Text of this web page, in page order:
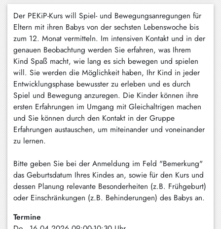
Der PEKiP-Kurs will Spiel- und Bewegungsanregungen für
Eltern mit ihren Babys von der sechsten Lebenswoche bis
zum 12. Monat vermitteln. Im intensiven Kontakt und in der
genauen Beobachtung werden Sie erfahren, was Ihrem
Kind Spaß macht, wie lang es sich bewegen und spielen
will. Sie werden die Möglichkeit haben, Ihr Kind in jeder
Entwicklungsphase bewusster zu erleben und es durch
Spiel und Bewegung anzuregen. Die Kinder können ihre
ersten Erfahrungen im Umgang mit Gleichaltrigen machen
und Sie können durch den Kontakt in der Gruppe
Erfahrungen austauschen, um miteinander und voneinander
zu lernen.
Bitte geben Sie bei der Anmeldung im Feld "Bemerkung"
das Geburtsdatum Ihres Kindes an, sowie für den Kurs und
dessen Planung relevante Besonderheiten (z.B. Frühgeburt)
oder Einschränkungen (z.B. Behinderungen) des Babys an.
Termine
Warngau
/
Wall
Weyarn